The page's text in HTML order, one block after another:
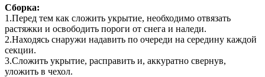
Сборка:
1.Перед тем как сложить укрытие, необходимо отвязать
растяжки и освободить пороги от снега и наледи.
2.Находясь снаружи надавить по очереди на середину каждой
секции.
3.Сложить укрытие, расправить и, аккуратно свернув,
уложить в чехол.